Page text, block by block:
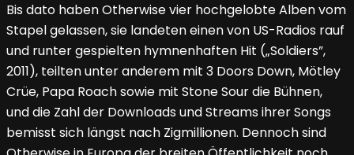
Bis dato haben Otherwise vier hochgelobte Alben vom
Stapel gelassen, sie landeten einen von US-Radios rauf
und runter gespielten hymnenhaften Hit („Soldiers”,
2011), teilten unter anderem mit 3 Doors Down, Mötley
Crüe, Papa Roach sowie mit Stone Sour die Bühnen,
und die Zahl der Downloads und Streams ihrer Songs
bemisst sich längst nach Zigmillionen. Dennoch sind